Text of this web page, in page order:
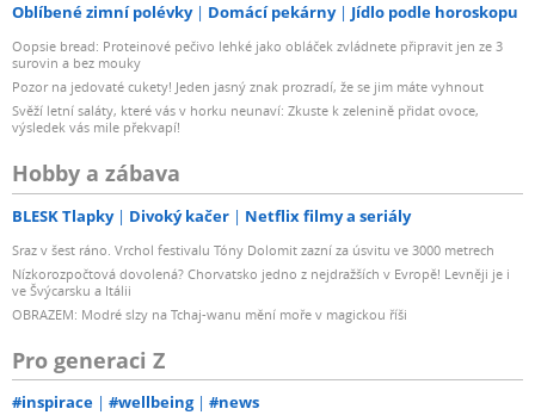
Oblíbené zimní polévky Domácí pekárny Jídlo podle horoskopu
Oopsie bread: Proteinové pečivo lehké jako obláček zvládnete připravit jen ze 3
surovin a bez mouky
Pozor na jedovaté cukety! Jeden jasný znak prozradí, že se jim máte vyhnout
Svěží letní saláty, které vás v horku neunaví: Zkuste k zelenině přidat ovoce,
výsledek vás mile překvapí!
Hobby a zábava
BLESK Tlapky Divoký kačer Netflix filmy a seriály
Sraz v šest ráno. Vrchol festivalu Tóny Dolomit zazní za úsvitu ve 3000 metrech
Nízkorozpočtová dovolená? Chorvatsko jedno z nejdražších v Evropě! Levněji je i
ve Švýcarsku a Itálii
OBRAZEM: Modré slzy na Tchaj-wanu mění moře v magickou říši
Pro generaci Z
#inspirace #wellbeing #news